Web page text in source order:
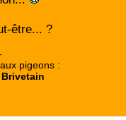
être... ?
pigeons :